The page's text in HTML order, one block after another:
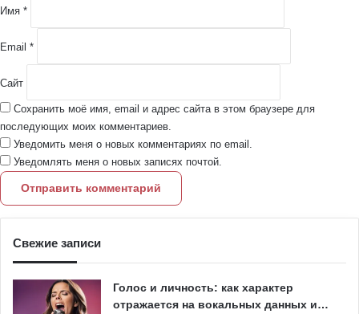
йИмя *
Email *
Сайт
Сохранить моё имя, email и адрес сайта в этом браузере для
последующих моих комментариев.
Уведомить меня о новых комментариях по email.
Уведомлять меня о новых записях почтой.
Свежие записи
Голос и личность: как характер
отражается на вокальных данных и…